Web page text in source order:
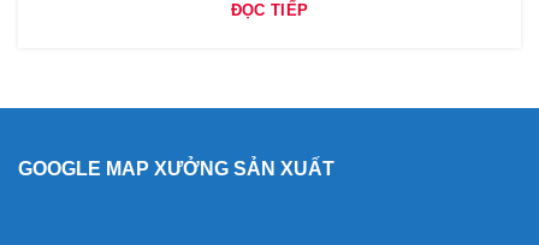
ĐỌC TIẾP
GOOGLE MAP XƯỞNG SẢN XUẤT